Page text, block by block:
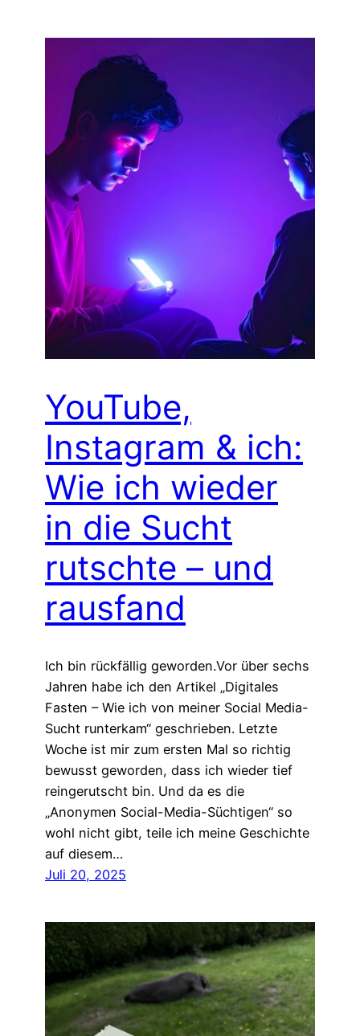
YouTube,
Instagram & ich:
Wie ich wieder
in die Sucht
rutschte – und
rausfand
Ich bin rückfällig geworden.Vor über sechs
Jahren habe ich den Artikel „Digitales
Fasten – Wie ich von meiner Social Media-
Sucht runterkam“ geschrieben. Letzte
Woche ist mir zum ersten Mal so richtig
bewusst geworden, dass ich wieder tief
reingerutscht bin. Und da es die
„Anonymen Social-Media-Süchtigen“ so
wohl nicht gibt, teile ich meine Geschichte
auf diesem…
Juli 20, 2025